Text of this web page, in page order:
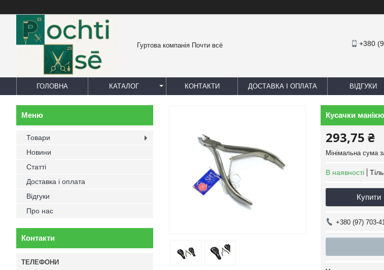
Гуртова компанія Почти всё +380
ГОЛОВНА КАТАЛОГ КОНТАКТИ ДОСТАВКА І ОПЛАТА ВІДГУКИ
Кусачки
293,75 ₴
Мінімальна сума
В наявності
Купити
+380 (97) 703-
Товари
Новини
Статті
Доставка і оплата
Відгуки
Про нас
Контакти